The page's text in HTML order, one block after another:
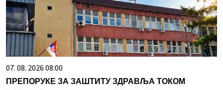
07. 08. 2026 08:00
ПРЕПОРУКЕ ЗА ЗАШТИТУ ЗДРАВЉА ТОКОМ